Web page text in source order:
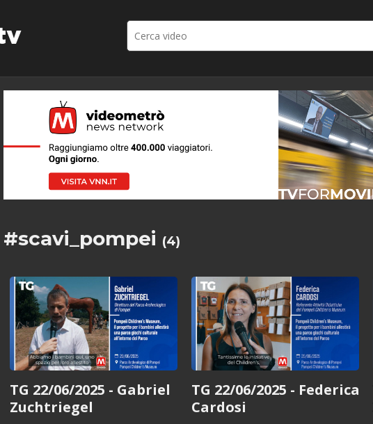
#scavi_pompei (4)
TG 22/06/2025 - Gabriel
Zuchtriegel
TG 22/06/2025 - Federica
Cardosi